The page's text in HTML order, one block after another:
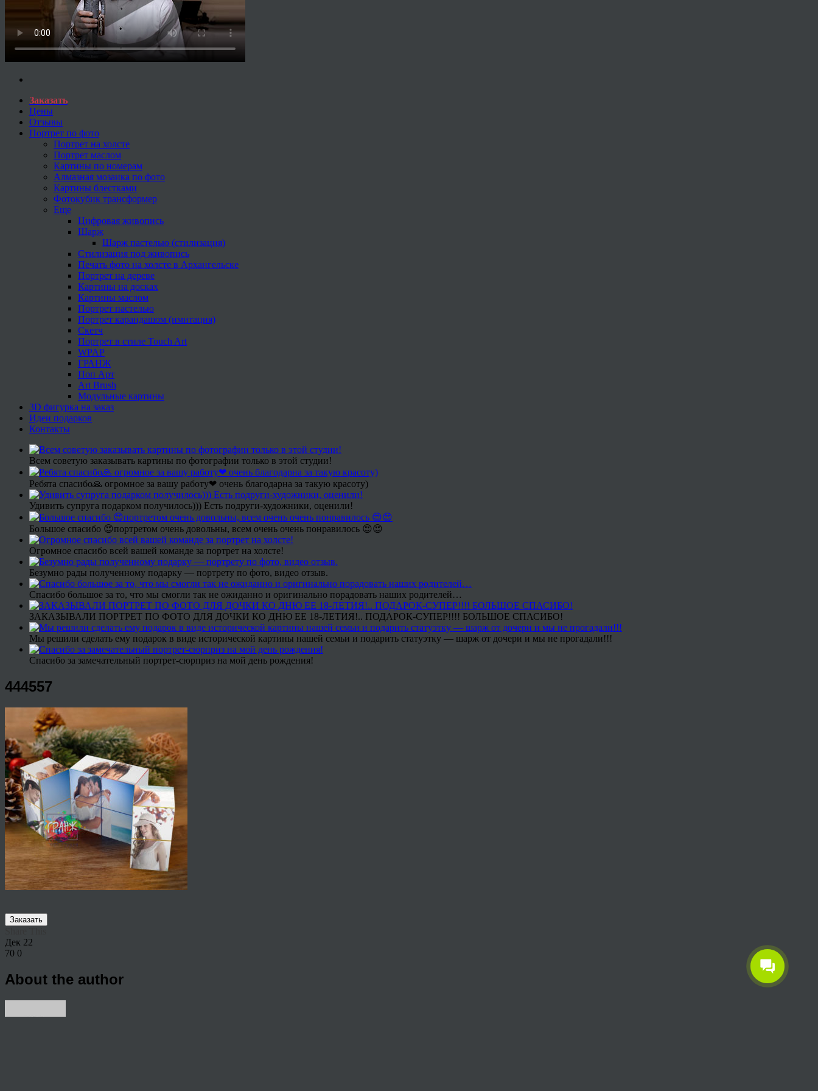
Заказать
Цены
Отзывы
Портрет по фото
Портрет на холсте
Портрет маслом
Картины по номерам
Алмазная мозаика по фото
Картины блестками
Фотокубик трансформер
Еще
Цифровая живопись
Шарж
Шарж пастелью (стилизация)
Стилизация под живопись
Печать фото на холсте в Архангельске
Портрет на дереве
Картины на досках
Картины маслом
Портрет пастелью
Портрет карандашом (имитация)
Скетч
Портрет в стиле Touch Art
WPAP
ГРАНЖ
Поп Арт
Art Brush
Модульные картины
3D фигурка на заказ
Идеи подарков
Контакты
Всем советую заказывать картины по фотографии только в этой студии!
Ребята спасибо🙏 огромное за вашу работу❤ очень благодарна за такую красоту)
Удивить супруга подарком получилось))) Есть подруги-художники, оценили!
Большое спасибо 😍портретом очень довольны, всем очень очень понравилось 😍😍
Огромное спасибо всей вашей команде за портрет на холсте!
Безумно рады полученному подарку — портрету по фото, видео отзыв.
Спасибо большое за то, что мы смогли так не ожиданно и оригинально порадовать наших родителей…
ЗАКАЗЫВАЛИ ПОРТРЕТ ПО ФОТО ДЛЯ ДОЧКИ КО ДНЮ ЕЕ 18-ЛЕТИЯ!.. ПОДАРОК-СУПЕР!!!! БОЛЬШОЕ СПАСИБО!
Мы решили сделать ему подарок в виде исторической картины нашей семьи и подарить статуэтку — шарж от дочери и мы не прогадали!!!
Спасибо за замечательный портрет-сюрприз на мой день рождения!
444557
Заказать
Дек 22
70 0
About the author